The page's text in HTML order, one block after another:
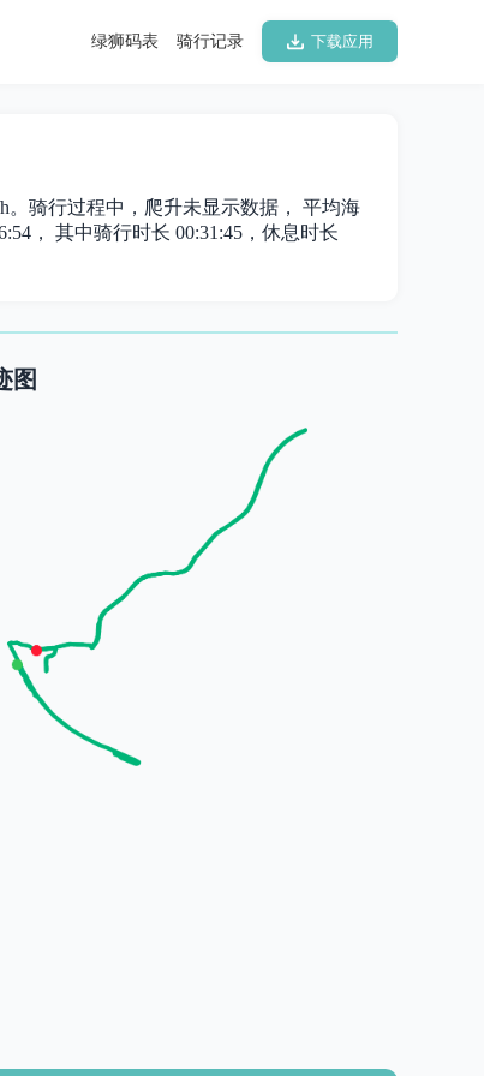
下载应用
骑行记录
绿狮码表
。骑行过程中，爬升未显示数据， 平均海
， 其中骑行时长 00:31:45，休息时长
图